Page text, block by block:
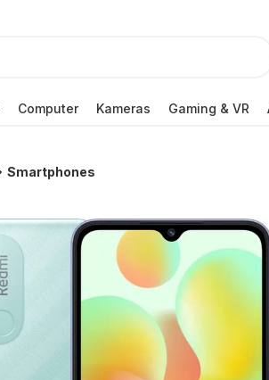
Computer Kameras Gaming & VR
Smartphones